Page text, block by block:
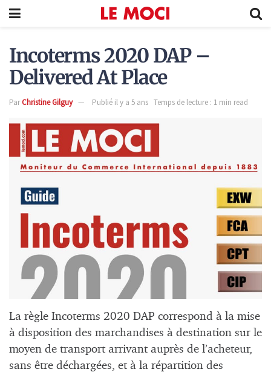
Incoterms 2020 DAP –
Delivered At Place
ParChristine Gilguy Publié il y a 5 ans Temps de lecture : 1 min read
La règle Incoterms 2020 DAP correspond à la mise
à disposition des marchandises à destination sur le
moyen de transport arrivant auprès de l’acheteur,
sans être déchargées, et à la répartition des